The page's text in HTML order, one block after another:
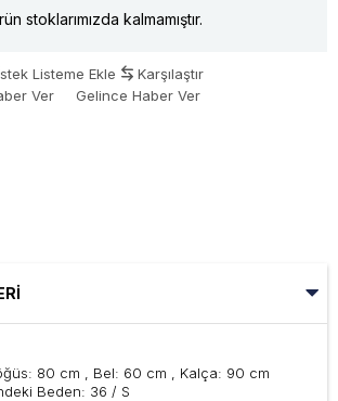
stoklarımızda kalmamıştır.
Listeme Ekle
Karşılaştır
Ver
Gelince Haber Ver
80 cm , Bel: 60 cm , Kalça: 90 cm
Beden: 36 / S